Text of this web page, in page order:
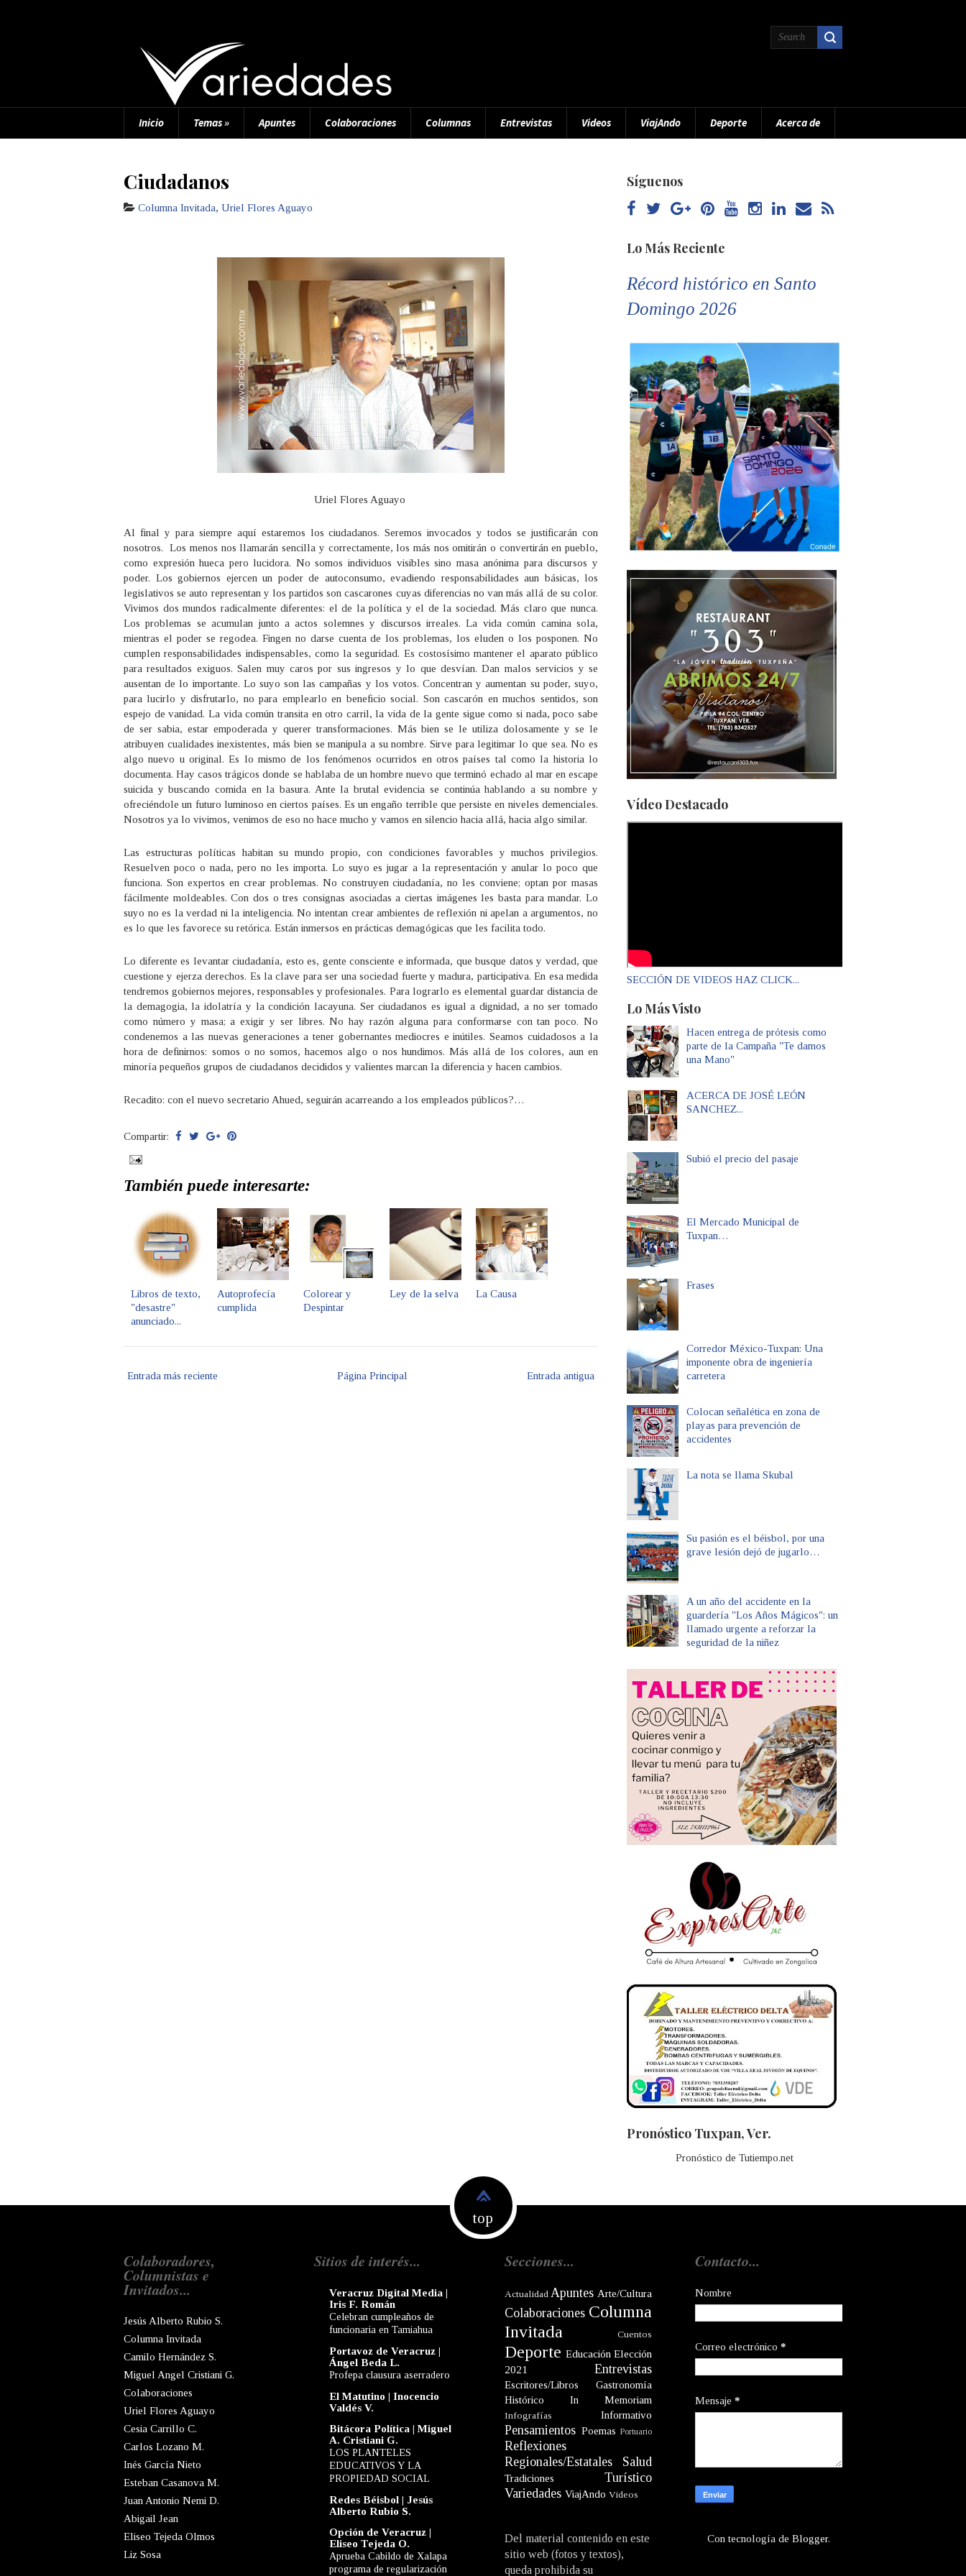
Inicio Temas» Apuntes Colaboraciones Columnas Entrevistas Videos ViajAndo Deporte Acerca de
Ciudadanos
Columna Invitada, Uriel Flores Aguayo
Uriel Flores Aguayo
Al final y para siempre aquí estaremos los ciudadanos. Seremos invocados y todos se justificarán con
nosotros. Los menos nos llamarán sencilla y correctamente, los más nos omitirán o convertirán en pueblo,
como expresión hueca pero lucidora. No somos individuos visibles sino masa anónima para discursos y
poder. Los gobiernos ejercen un poder de autoconsumo, evadiendo responsabilidades aun básicas, los
legislativos se auto representan y los partidos son cascarones cuyas diferencias no van más allá de su color.
Vivimos dos mundos radicalmente diferentes: el de la política y el de la sociedad. Más claro que nunca.
Los problemas se acumulan junto a actos solemnes y discursos irreales. La vida común camina sola,
mientras el poder se regodea. Fingen no darse cuenta de los problemas, los eluden o los posponen. No
cumplen responsabilidades indispensables, como la seguridad. Es costosísimo mantener el aparato público
para resultados exiguos. Salen muy caros por sus ingresos y lo que desvían. Dan malos servicios y se
ausentan de lo importante. Lo suyo son las campañas y los votos. Concentran y aumentan su poder, suyo,
para lucirlo y disfrutarlo, no para emplearlo en beneficio social. Son cascarón en muchos sentidos, son
espejo de vanidad. La vida común transita en otro carril, la vida de la gente sigue como si nada, poco sabe
de ser sabia, estar empoderada y querer transformaciones. Más bien se le utiliza dolosamente y se le
atribuyen cualidades inexistentes, más bien se manipula a su nombre. Sirve para legitimar lo que sea. No es
algo nuevo u original. Es lo mismo de los fenómenos ocurridos en otros países tal como la historia lo
documenta. Hay casos trágicos donde se hablaba de un hombre nuevo que terminó echado al mar en escape
suicida y buscando comida en la basura. Ante la brutal evidencia se continúa hablando a su nombre y
ofreciéndole un futuro luminoso en ciertos países. Es un engaño terrible que persiste en niveles demenciales.
Nosotros ya lo vivimos, venimos de eso no hace mucho y vamos en silencio hacia allá, hacia algo similar.
Las estructuras políticas habitan su mundo propio, con condiciones favorables y muchos privilegios.
Resuelven poco o nada, pero no les importa. Lo suyo es jugar a la representación y anular lo poco que
funciona. Son expertos en crear problemas. No construyen ciudadanía, no les conviene; optan por masas
fácilmente moldeables. Con dos o tres consignas asociadas a ciertas imágenes les basta para mandar. Lo
suyo no es la verdad ni la inteligencia. No intentan crear ambientes de reflexión ni apelan a argumentos, no
es lo que les favorece su retórica. Están inmersos en prácticas demagógicas que les facilita todo.
Lo diferente es levantar ciudadanía, esto es, gente consciente e informada, que busque datos y verdad, que
cuestione y ejerza derechos. Es la clave para ser una sociedad fuerte y madura, participativa. En esa medida
tendremos gobiernos mejores, responsables y profesionales. Para lograrlo es elemental guardar distancia de
la demagogia, la idolatría y la condición lacayuna. Ser ciudadanos es igual a dignidad, a no ser tomado
como número y masa; a exigir y ser libres. No hay razón alguna para conformarse con tan poco. No
condenemos a las nuevas generaciones a tener gobernantes mediocres e inútiles. Seamos cuidadosos a la
hora de definirnos: somos o no somos, hacemos algo o nos hundimos. Más allá de los colores, aun en
minoría pequeños grupos de ciudadanos decididos y valientes marcan la diferencia y hacen cambios.
Recadito: con el nuevo secretario Ahued, seguirán acarreando a los empleados públicos?…
Compartir:
También puede interesarte:
Libros de texto,
"desastre"
anunciado...
Autoprofecía
cumplida
Colorear y
Despintar
Ley de la selva La Causa
Entrada más reciente Entrada antigua
Página Principal
Síguenos
Lo Más Reciente
Récord histórico en Santo
Domingo 2026
Vídeo Destacado
SECCIÓN DE VIDEOS HAZ CLICK...
Lo Más Visto
Hacen entrega de prótesis como
parte de la Campaña "Te damos
una Mano"
ACERCA DE JOSÉ LEÓN
SANCHEZ...
Subió el precio del pasaje
El Mercado Municipal de
Tuxpan…
Frases
Corredor México-Tuxpan: Una
imponente obra de ingeniería
carretera
Colocan señalética en zona de
playas para prevención de
accidentes
La nota se llama Skubal
Su pasión es el béisbol, por una
grave lesión dejó de jugarlo…
A un año del accidente en la
guardería "Los Años Mágicos": un
llamado urgente a reforzar la
seguridad de la niñez
Pronóstico Tuxpan, Ver.
Pronóstico de Tutiempo.net
top
Colaboradores,
Columnistas e
Invitados...
Jesús Alberto Rubio S.
Columna Invitada
Camilo Hernández S.
Miguel Angel Cristiani G.
Colaboraciones
Uriel Flores Aguayo
Cesia Carrillo C.
Carlos Lozano M.
Inés García Nieto
Esteban Casanova M.
Juan Antonio Nemi D.
Abigail Jean
Eliseo Tejeda Olmos
Liz Sosa
Sitios de interés...
Veracruz Digital Media |
Iris F. Román
Celebran cumpleaños de
funcionaria en Tamiahua
Portavoz de Veracruz |
Ángel Beda L.
Profepa clausura aserradero
El Matutino | Inocencio
Valdés V.
Bitácora Política | Miguel
A. Cristiani G.
LOS PLANTELES
EDUCATIVOS Y LA
PROPIEDAD SOCIAL
Redes Béisbol | Jesús
Alberto Rubio S.
Opción de Veracruz |
Eliseo Tejeda O.
Aprueba Cabildo de Xalapa
programa de regularización
Secciones...
Actualidad Apuntes Arte/Cultura
Colaboraciones Columna
Invitada
Cuentos
Deporte Educación Elección
2021
Entrevistas
Escritores/Libros
Gastronomía
Histórico
In Memoriam
Infografías Informativo
Pensamientos Poemas Portuario
Reflexiones
Regionales/Estatales
Salud
Tradiciones
Turístico
Variedades ViajAndo Videos
Del material contenido en este
sitio web (fotos y textos),
queda prohibida su
Contacto...
Nombre
Correo electrónico *
Mensaje *
Con tecnología de Blogger.